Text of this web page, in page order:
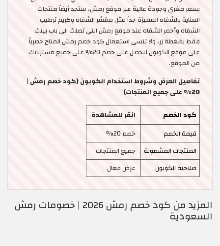
بسعر مغري وجودة عالية عبر موقع رمش، ستجد أيضاً منتجات
العناية بالشفاه المميزة جداً مثل مقشر الشفاه وكريم ترطيب
الشفاه وأحمر الشفاه عند موقع رمش التي تصلك الى باب بيتك
فقط بضغطة زر، ولا تنسى استعمال كود خصم رمش المتاح حصرياً
على موقع الكوبون لتحصل على خصم 20% على جميع مشترياتك
من الموقع.
تفاصيل العرض وشروط استخدام الكوبون (كود خصم رمش |
20% على جميع المنتجات)
كود الخصم
انقر للمشاهدة
قيمة الخصم
خصم 20%
المنتجات المشمولة
جميع المنتجات
صلاحية الكوبون
عرض فعال
المزيد من كود خصم رمش 2026 | خصومات رمش
السعودية